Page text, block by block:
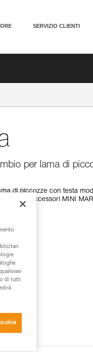
SERVIZIO CLIENTI
per lama di
di piccozze con testa
e gli accessori MINI
di tutti